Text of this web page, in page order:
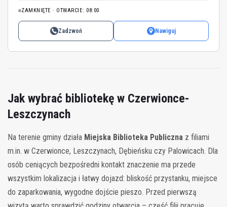
ZAMKNIĘTE · OTWARCIE: 08:00
Zadzwoń Nawiguj
Jak wybrać bibliotekę w Czerwionce-
Leszczynach
Na terenie gminy działa Miejska Biblioteka Publiczna z filiami
m.in. w Czerwionce, Leszczynach, Dębieńsku czy Palowicach. Dla
osób ceniących bezpośredni kontakt znaczenie ma przede
wszystkim lokalizacja i łatwy dojazd: bliskość przystanku, miejsce
do zaparkowania, wygodne dojście pieszo. Przed pierwszą